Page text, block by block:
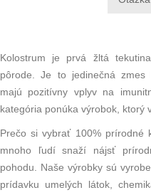
Kolostrum je prvá žltá
pôrode. Je to jedinečná zmes
majú pozitívny vplyv na
kategória ponúka výrobok, ktorý
Prečo si vybrať 100% prírodné
mnoho ľudí snaží nájsť
pohodu. Naše výrobky sú
prídavku umelých látok,